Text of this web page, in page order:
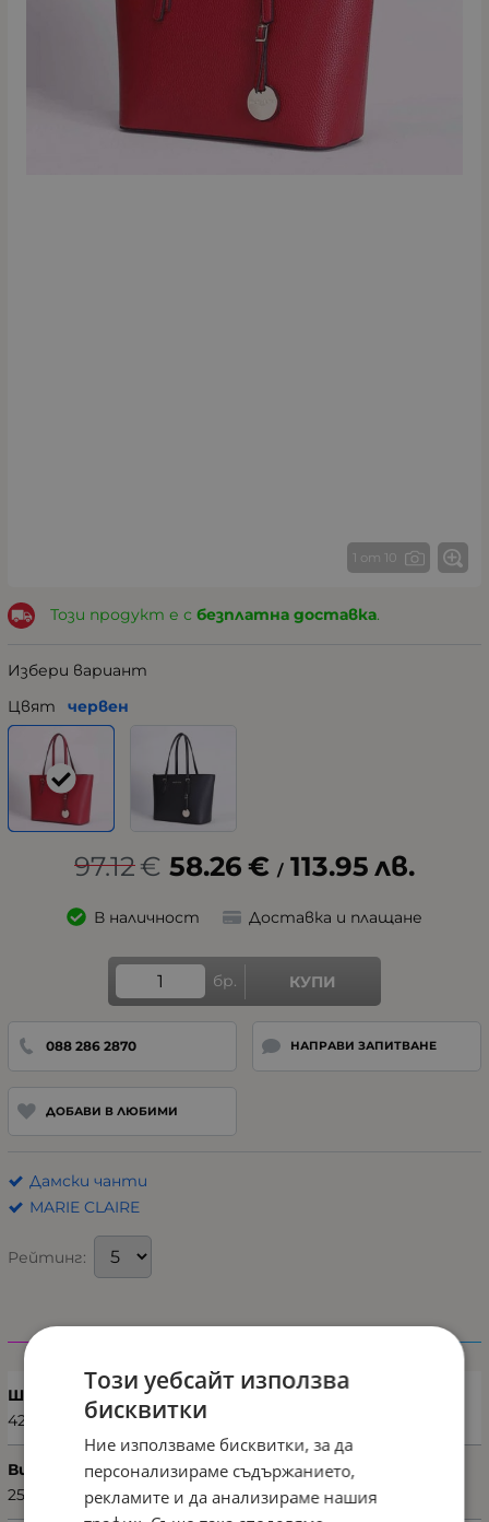
1 от 10
Този продукт е с безплатна доставка.
Избери вариант
Цвят
червен
97.12€ 58.26 € / 113.95 лв.
В наличност Доставка и плащане
бр. КУПИ
088 286 2870 НАПРАВИ ЗАПИТВАНЕ
ДОБАВИ В ЛЮБИМИ
Дамски чанти
MARIE CLAIRE
Рейтинг:
Ширина (см)
42
Височина (см)
25
Този уебсайт използва
бисквитки
Ние използваме бисквитки, за да
персонализираме съдържанието,
рекламите и да анализираме нашия